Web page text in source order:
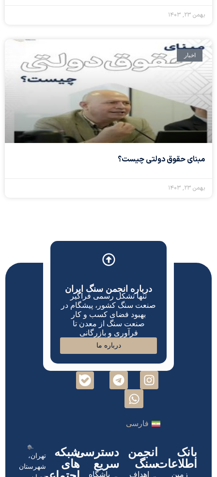
بهمن ۲۳, ۱۴۰۳
اخبار
مبنای حقوق دولتی چیست؟
بهمن ۲۳, ۱۴۰۳
درباره انجمن سنگ ایران
تنها تشکل رسمی فراگیر
صنعت سنگ کشور، پیشگام در
بهبود فضای کسب و کار
صنعت سنگ از معدن تا
فرآوری و بازرگانی
درباره ما
فارسی
بانک
اطلاعات
زمین
انجمن
سنگ
اهداف
دسترسی
سریع
باشگاه
شبکه
های
تهران،
شهرستان